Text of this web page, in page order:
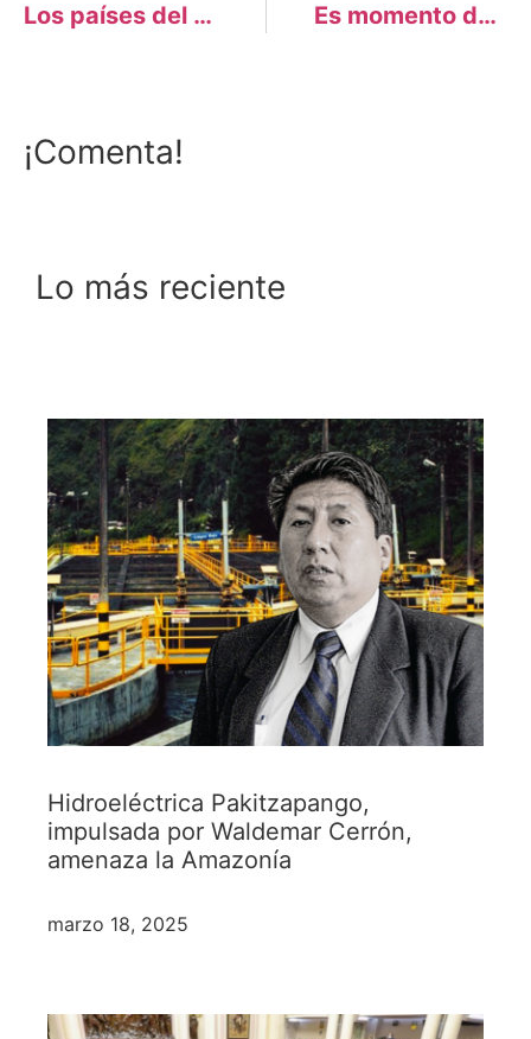
Los países del sur exigen a los del norte, mayor ambición y que dejen tanto «bla, bla, bla» Es momento de debatir una nueva política energética desde Cusco
¡Comenta!
Lo más reciente
Hidroeléctrica Pakitzapango,
impulsada por Waldemar Cerrón,
amenaza la Amazonía
marzo 18, 2025